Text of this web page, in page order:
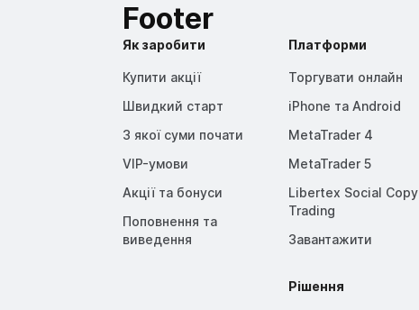
Footer
Як заробити
Купити акції
Швидкий старт
З якої суми почати
VIP-умови
Акції та бонуси
Поповнення та
виведення
Платформи
Торгувати онлайн
iPhone та Android
MetaTrader 4
MetaTrader 5
Libertex Social Copy
Trading
Завантажити
Рішення